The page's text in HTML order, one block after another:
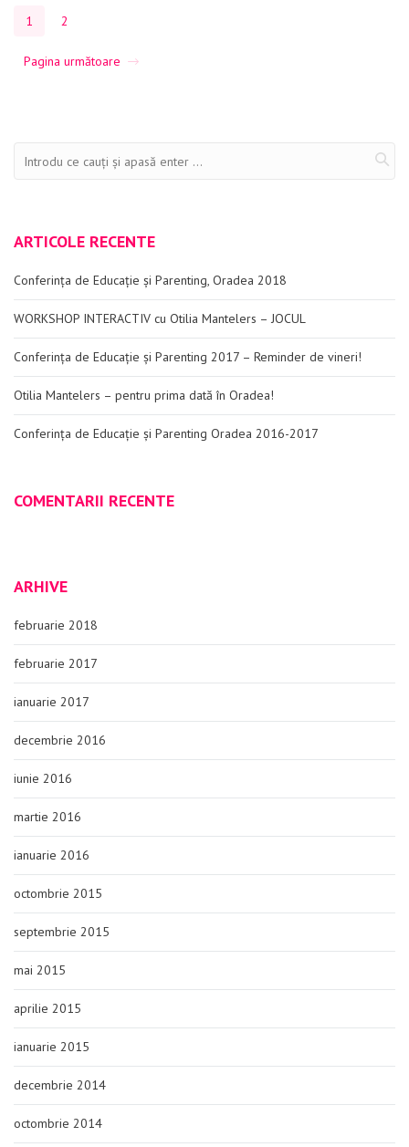
1 2
Pagina următoare
ARTICOLE RECENTE
Conferința de Educație și Parenting, Oradea 2018
WORKSHOP INTERACTIV cu Otilia Mantelers – JOCUL
Conferința de Educație și Parenting 2017 – Reminder de vineri!
Otilia Mantelers – pentru prima dată în Oradea!
Conferința de Educație și Parenting Oradea 2016-2017
COMENTARII RECENTE
ARHIVE
februarie 2018
februarie 2017
ianuarie 2017
decembrie 2016
iunie 2016
martie 2016
ianuarie 2016
octombrie 2015
septembrie 2015
mai 2015
aprilie 2015
ianuarie 2015
decembrie 2014
octombrie 2014